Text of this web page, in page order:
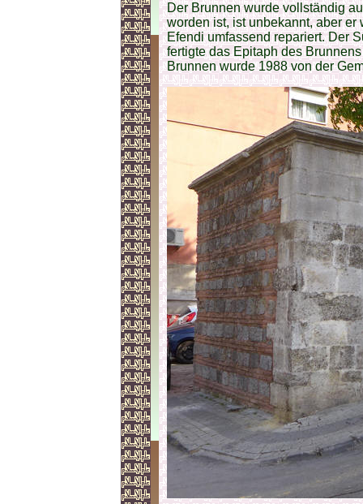
Der Brunnen wurde vollständig
worden ist, ist unbekannt, aber
Efendi umfassend repariert. Der
fertigte das Epitaph des
Brunnen wurde 1988 von der